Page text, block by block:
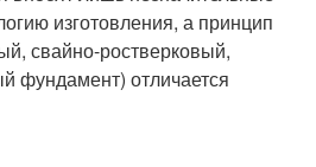
изготовления, а принцип
свайно-ростверковый,
фундамент) отличается